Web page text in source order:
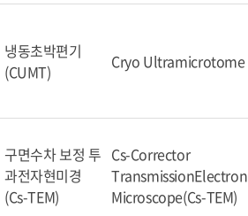
냉동초박편기
(CUMT)
Cryo Ultramicrotome
구면수차 보정 투
과전자현미경
(Cs-TEM)
Cs-Corrector
TransmissionElectron
Microscope(Cs-TEM)